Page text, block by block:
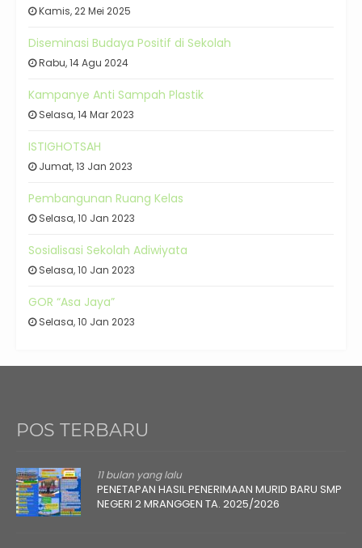
Kamis, 22 Mei 2025
Diseminasi Budaya Positif di Sekolah
Rabu, 14 Agu 2024
Kampanye Anti Sampah Plastik
Selasa, 14 Mar 2023
ISTIGHOTSAH
Jumat, 13 Jan 2023
Pembangunan Ruang Kelas
Selasa, 10 Jan 2023
Sosialisasi Sekolah Adiwiyata
Selasa, 10 Jan 2023
GOR “Asa Jaya”
Selasa, 10 Jan 2023
POS TERBARU
11 bulan yang lalu
PENETAPAN HASIL PENERIMAAN MURID BARU SMP
NEGERI 2 MRANGGEN TA. 2025/2026